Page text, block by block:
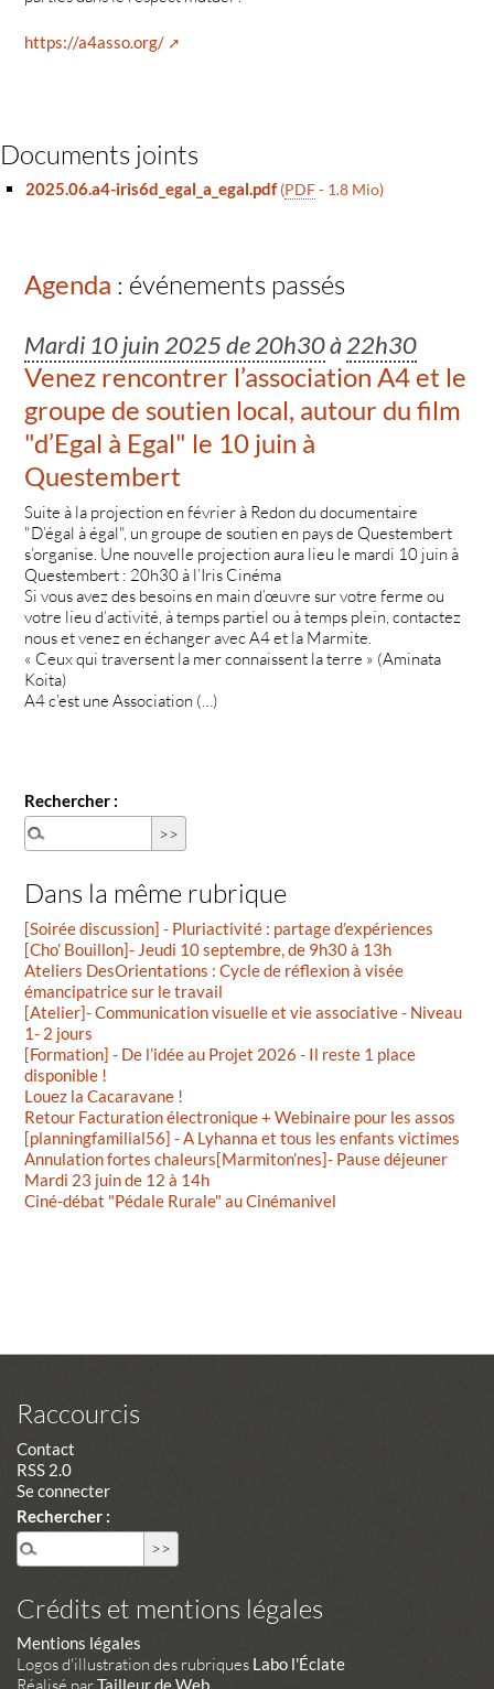
https://a4asso.org/
Documents joints
2025.06.a4-iris6d_egal_a_egal.pdf (PDF- 1.8 Mio)
Agenda : événements passés
Mardi 10 juin 2025 de 20h30à22h30
Venez rencontrer l’association A4 et le
groupe de soutien local, autour du film
"d’Egal à Egal" le 10 juin à
Questembert
Suite à la projection en février à Redon du documentaire
"D’égal à égal", un groupe de soutien en pays de Questembert
s’organise. Une nouvelle projection aura lieu le mardi 10 juin à
Questembert : 20h30 à l’Iris Cinéma
Si vous avez des besoins en main d’œuvre sur votre ferme ou
votre lieu d’activité, à temps partiel ou à temps plein, contactez
nous et venez en échanger avec A4 et la Marmite.
« Ceux qui traversent la mer connaissent la terre » (Aminata
Koita)
A4 c’est une Association (…)
Rechercher :
Dans la même rubrique
[Soirée discussion] - Pluriactivité : partage d’expériences
[Cho’ Bouillon]- Jeudi 10 septembre, de 9h30 à 13h
Ateliers DesOrientations : Cycle de réflexion à visée
émancipatrice sur le travail
[Atelier]- Communication visuelle et vie associative - Niveau
1- 2 jours
[Formation] - De l’idée au Projet 2026 - Il reste 1 place
disponible !
Louez la Cacaravane !
Retour Facturation électronique + Webinaire pour les assos
[planningfamilial56] - A Lyhanna et tous les enfants victimes
Annulation fortes chaleurs[Marmiton’nes]- Pause déjeuner
Mardi 23 juin de 12 à 14h
Ciné-débat "Pédale Rurale" au Cinémanivel
Raccourcis
Contact
RSS 2.0
Se connecter
Rechercher :
Crédits et mentions légales
Mentions légales
Logos d'illustration des rubriques Labo l'Éclate
Tailleur de Web